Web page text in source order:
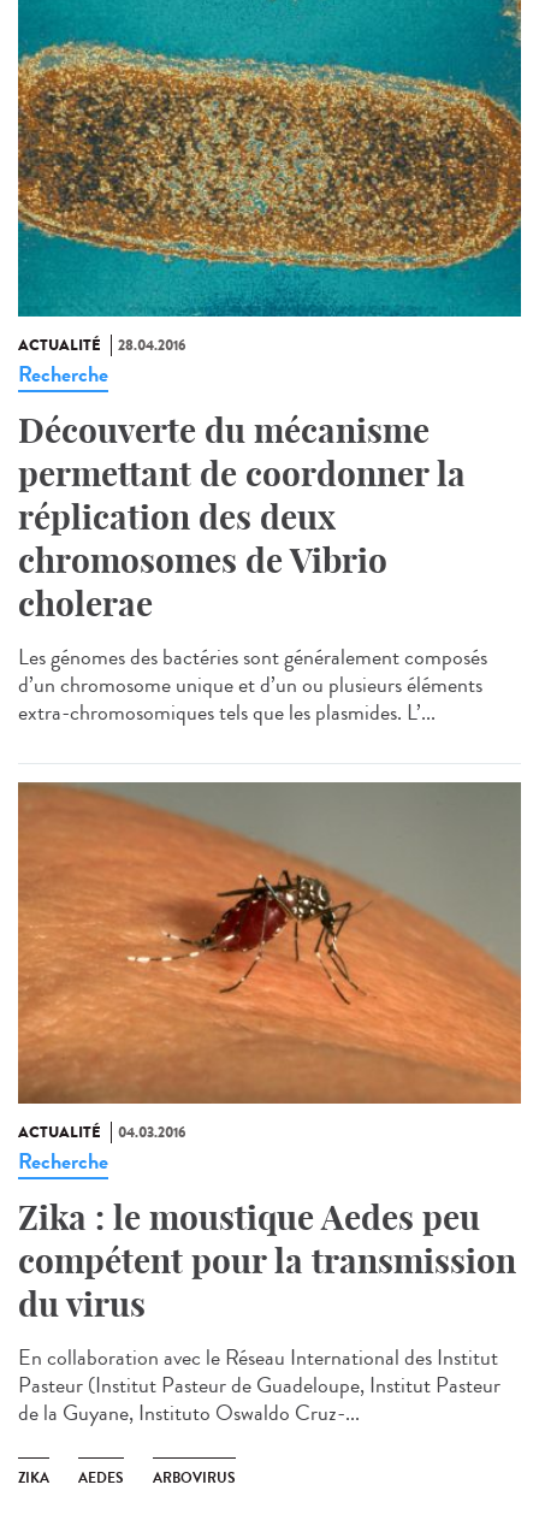
ACTUALITÉ 28.04.2016
Recherche
Découverte du mécanisme
permettant de coordonner la
réplication des deux
chromosomes de Vibrio
cholerae
Les génomes des bactéries sont généralement composés
d’un chromosome unique et d’un ou plusieurs éléments
extra-chromosomiques tels que les plasmides. L’...
ACTUALITÉ 04.03.2016
Recherche
Zika : le moustique Aedes peu
compétent pour la transmission
du virus
En collaboration avec le Réseau International des Institut
Pasteur (Institut Pasteur de Guadeloupe, Institut Pasteur
de la Guyane, Instituto Oswaldo Cruz-...
ZIKA AEDES ARBOVIRUS